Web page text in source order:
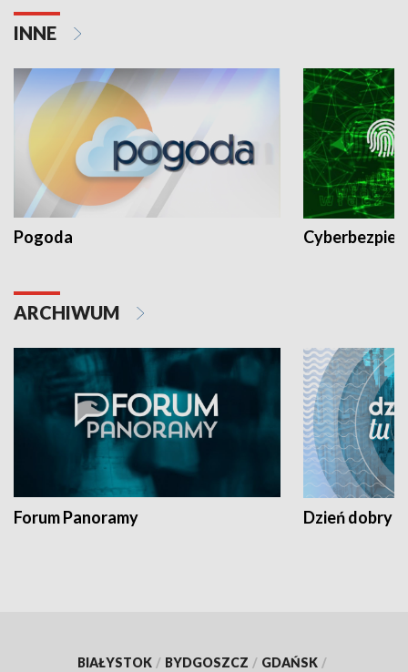
INNE
Pogoda
ARCHIWUM
Forum Panoramy Dzień dobry
BIAŁYSTOK / BYDGOSZCZ / GDAŃSK /